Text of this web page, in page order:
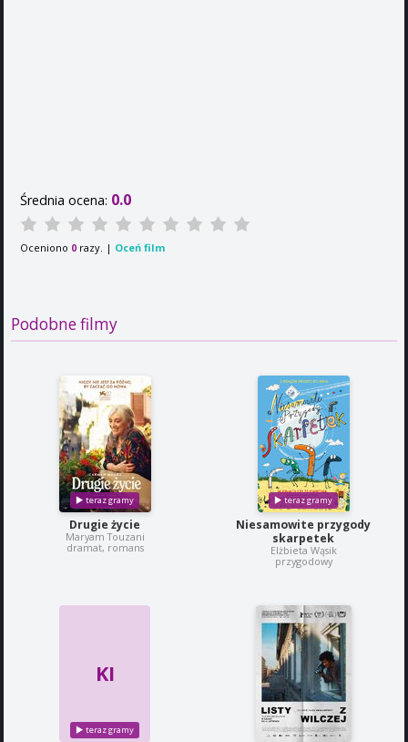
Średnia ocena: 0.0
Oceniono 0 razy. | Oceń film
Podobne filmy
Drugie życie
Maryam Touzani
dramat, romans
Niesamowite przygody
skarpetek
Elżbieta Wąsik
przygodowy
KI